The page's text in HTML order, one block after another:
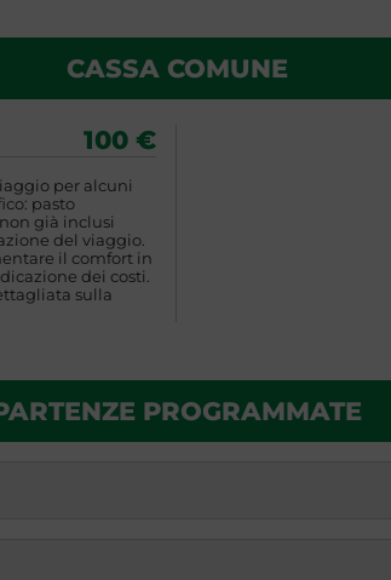
CASSA COMUNE
100 €
per alcuni
pasto
già inclusi
del viaggio.
il comfort in
dei costi.
sulla
PROGRAMMATE